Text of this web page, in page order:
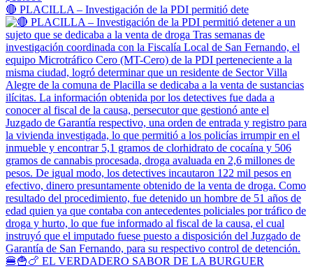
🔴 PLACILLA – Investigación de la PDI permitió dete
🍔🍟🍗 EL VERDADERO SABOR DE LA BURGUER